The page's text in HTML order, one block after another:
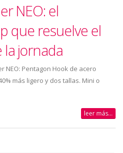
NEO: el
que resuelve el
jornada
NEO: Pentagon Hook de acero
más ligero y dos tallas. Mini o
leer más...